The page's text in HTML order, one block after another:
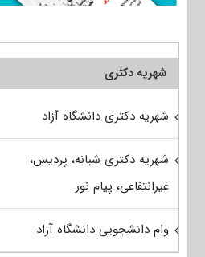
شهریه دکتری
شهریه دکتری دانشگاه آزاد
شهریه دکتری شبانه، پردیس،
غیرانتفاعی، پیام نور
وام دانشجویی دانشگاه آزاد